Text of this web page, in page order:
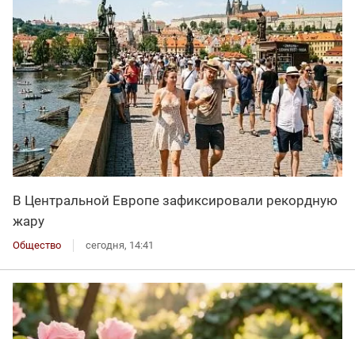
В Центральной Европе зафиксировали рекордную
жару
Общество сегодня, 14:41